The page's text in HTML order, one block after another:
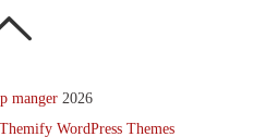
manger 2026
Themify WordPress Themes